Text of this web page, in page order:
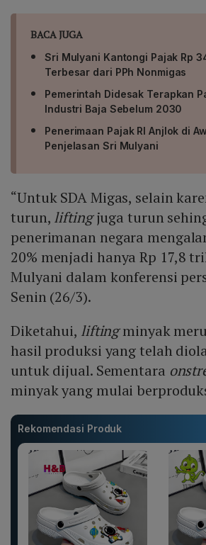
BACA JUGA
Sri Mulyani Kantongi Pajak Rp
Terbesar dari PPh Nonmigas
Pemerintah Didesak Terapkan
Industri Baja Sebelum 2030
Penerimaan Pajak RI Anjlok di
Penjelasan Sri Mulyani
“Untuk SDA Migas, selain
turun, liftingjuga turun
penerimanan negara
20% menjadi hanya Rp 17,8
Mulyani dalam konferensi
Senin (26/3).
Diketahui, liftingminyak
hasil produksi yang telah
untuk dijual. Sementara
minyak yang mulai
Rekomendasi Produk